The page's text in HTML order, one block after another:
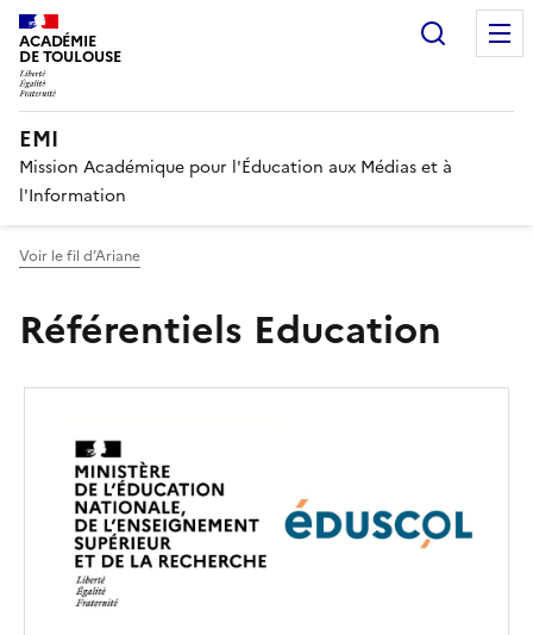
ACADÉMIE
DE TOULOUSE
EMI
Mission Académique pour l'Éducation aux Médias et à
l'Information
Voir le fil d’Ariane
Référentiels Education
couverture
(conseillée)